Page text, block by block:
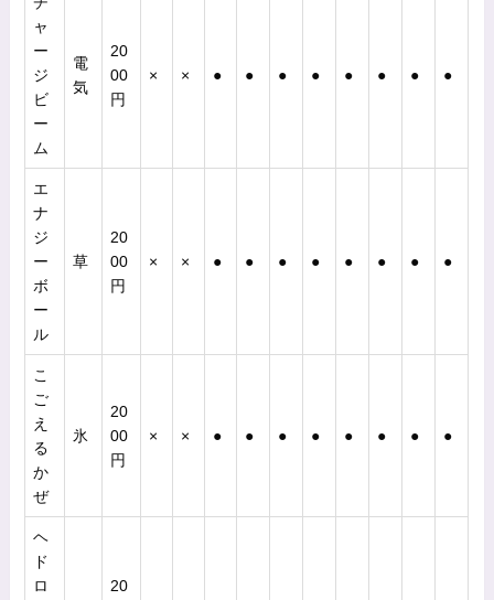
ャ
ー
ジ
ビ
ー
ム
電
気
20
00
円
× × ● ● ● ● ● ● ● ●
エ
ナ
ジ
ー
ボ
ー
ル
草
20
00
円
× × ● ● ● ● ● ● ● ●
こ
ご
え
る
か
ぜ
氷
20
00
円
× × ● ● ● ● ● ● ● ●
ヘ
ド
ロ
20